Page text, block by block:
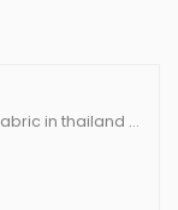
made from best fabric in thailand with high quality cutting, basic style you wear everyday windy dress color : white, peach, blue, beige scott size : breast 34" waist 28-30" hip free lenght 31"